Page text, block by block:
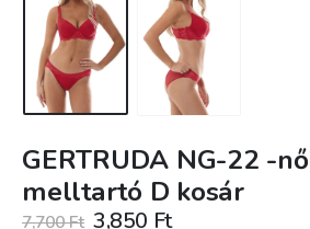
GERTRUDA NG-22 -
melltartó D kosár
7,700Ft Original
3,850 FtCurrent